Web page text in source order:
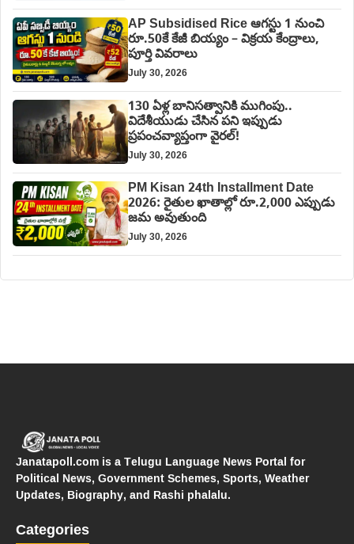
AP Subsidised Rice ఆగస్టు 1 నుంచి
రూ.50కే కేజీ బియ్యం – విక్రయ కేంద్రాలు,
పూర్తి వివరాలు
July 30, 2026
130 ఏళ్ల బానిసత్వానికి ముగింపు..
విదేశీయుడు చేసిన పని ఇప్పుడు
ప్రపంచవ్యాప్తంగా వైరల్!
July 30, 2026
PM Kisan 24th Installment Date
2026: రైతుల ఖాతాల్లో రూ.2,000 ఎప్పుడు
జమ అవుతుంది
July 30, 2026
Janatapoll.com is a Telugu Language News Portal for
Political News, Government Schemes, Sports, Weather
Updates, Biography, and Rashi phalalu.
Categories